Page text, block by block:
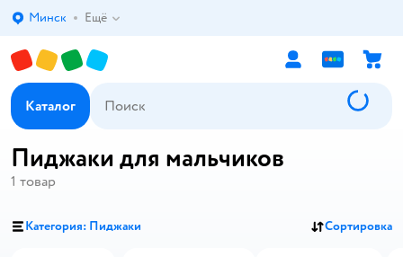
Выбор адреса доставки.
Минск Ещё
Каталог
Пиджаки для мальчиков
1 товар
Категория: Пиджаки Сортировка